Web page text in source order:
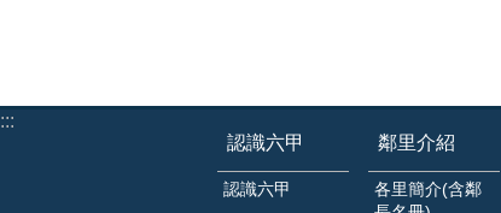
:::
認識六甲
認識六甲
鄰里介紹
各里簡介(含鄰